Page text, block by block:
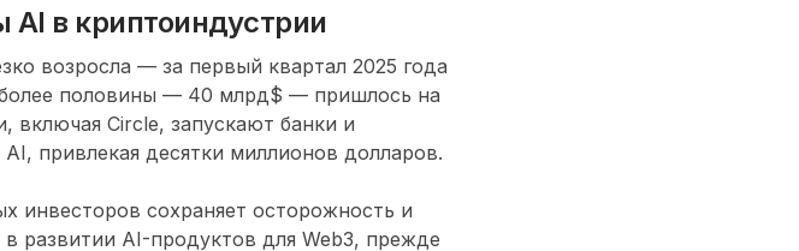
в криптоиндустрии
возросла — за первый квартал 2025 года
половины — 40 млрд$ — пришлось на
включая Circle, запускают банки и
привлекая десятки миллионов долларов.
инвесторов сохраняет осторожность и
развитии AI-продуктов для Web3, прежде